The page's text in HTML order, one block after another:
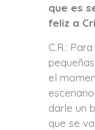
que es
feliz a
C.R.:
el
darle un
que se